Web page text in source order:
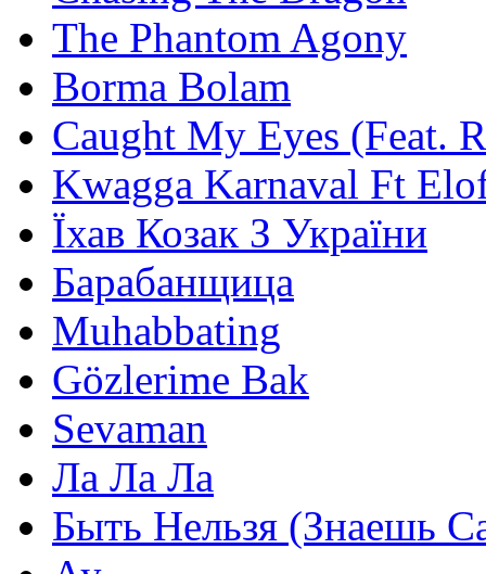
The Phantom Agony
Borma Bolam
Caught My Eyes (Feat.
Kwagga Karnaval Ft
Їхав Козак З України
Барабанщица
Muhabbating
Gözlerime Bak
Sevaman
Ла Ла Ла
Быть Нельзя (Знаешь